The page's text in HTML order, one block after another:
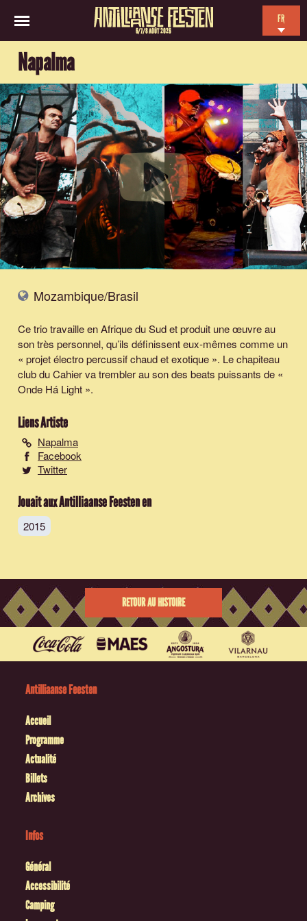
6/7/8 AOÛT 2026
FR
ES
Napalma
Mozambique/Brasil
Ce trio travaille en Afrique du Sud et produit une œuvre au
son très personnel, qu’ils définissent eux-mêmes comme un
« projet électro percussif chaud et exotique ». Le chapiteau
club du Cahier va trembler au son des beats puissants de «
Onde Há Light ».
Liens Artiste
Napalma
Facebook
Twitter
Jouait aux Antilliaanse Feesten en
2015
RETOUR AU HISTOIRE
Antilliaanse Feesten
Accueil
Programme
Actualité
Billets
Archives
Infos
Général
Accessibilité
Camping